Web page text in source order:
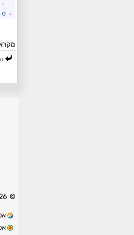
☼
☼
o
© 2026 Weather2day כל הזכויות שמורות